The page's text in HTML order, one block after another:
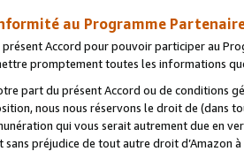
au Programme
Accord pour pouvoir participer au
promptement toutes les informations
part du présent Accord ou de conditions
nous nous réservons le droit de (dans
qui vous serait autrement due en
sans préjudice de tout autre droit